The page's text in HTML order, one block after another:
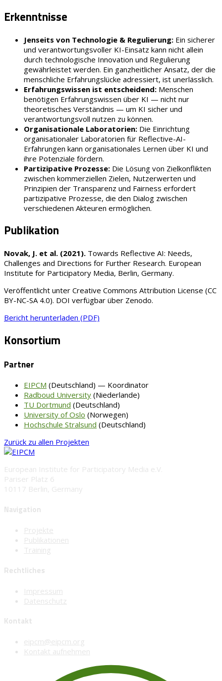
Erkenntnisse
Jenseits von Technologie & Regulierung: Ein sicherer
und verantwortungsvoller KI-Einsatz kann nicht allein
durch technologische Innovation und Regulierung
gewährleistet werden. Ein ganzheitlicher Ansatz, der die
menschliche Erfahrungslücke adressiert, ist unerlässlich.
Erfahrungswissen ist entscheidend: Menschen
benötigen Erfahrungswissen über KI — nicht nur
theoretisches Verständnis — um KI sicher und
verantwortungsvoll nutzen zu können.
Organisationale Laboratorien: Die Einrichtung
organisationaler Laboratorien für Reflective-AI-
Erfahrungen kann organisationales Lernen über KI und
ihre Potenziale fördern.
Partizipative Prozesse: Die Lösung von Zielkonflikten
zwischen kommerziellen Zielen, Nutzerwerten und
Prinzipien der Transparenz und Fairness erfordert
partizipative Prozesse, die den Dialog zwischen
verschiedenen Akteuren ermöglichen.
Publikation
Novak, J. et al. (2021). Towards Reflective AI: Needs,
Challenges and Directions for Further Research. European
Institute for Participatory Media, Berlin, Germany.
Veröffentlicht unter Creative Commons Attribution License (CC
BY-NC-SA 4.0). DOI verfügbar über Zenodo.
Bericht herunterladen (PDF)
Konsortium
Partner
EIPCM (Deutschland) — Koordinator
Radboud University (Niederlande)
TU Dortmund (Deutschland)
University of Oslo (Norwegen)
Hochschule Stralsund (Deutschland)
Zurück zu allen Projekten
European Institute for Participatory Media e.V.
Pariser Platz 6
10117 Berlin, Germany
Navigation
Projekte
Publikationen
Training
Rechtliches
Impressum
Datenschutz
Kontakt
eipcm@eipcm.org
Kontakt aufnehmen